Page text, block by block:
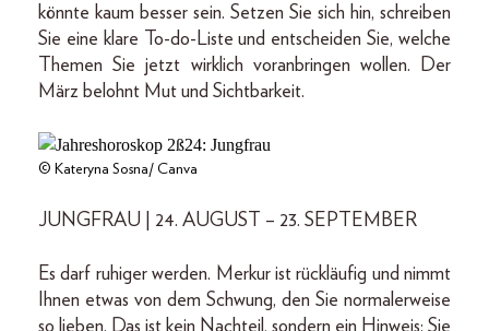
könnte kaum besser sein. Setzen Sie sich hin, schreiben
Sie eine klare To-do-Liste und entscheiden Sie, welche
Themen Sie jetzt wirklich voranbringen wollen. Der
März belohnt Mut und Sichtbarkeit.
© Kateryna Sosna/ Canva
JUNGFRAU | 24. AUGUST – 23. SEPTEMBER
Es darf ruhiger werden. Merkur ist rückläufig und nimmt
Ihnen etwas von dem Schwung, den Sie normalerweise
so lieben. Das ist kein Nachteil, sondern ein Hinweis: Sie